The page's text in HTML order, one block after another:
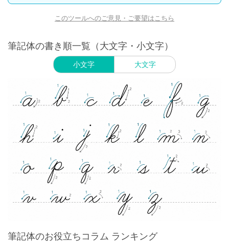
このツールへのご意見・ご要望はこちら
筆記体の書き順一覧（大文字・小文字）
小文字 大文字
筆記体のお役立ちコラム ランキング